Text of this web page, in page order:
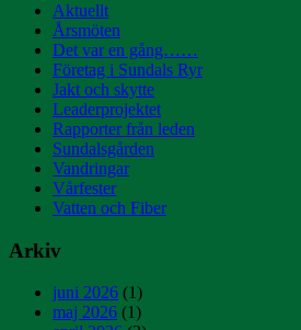
Aktuellt
Årsmöten
Det var en gång……
Företag i Sundals Ryr
Jakt och skytte
Leaderprojektet
Rapporter från leden
Sundalsgården
Vandringar
Vårfester
Vatten och Fiber
Arkiv
juni 2026 (1)
maj 2026 (1)